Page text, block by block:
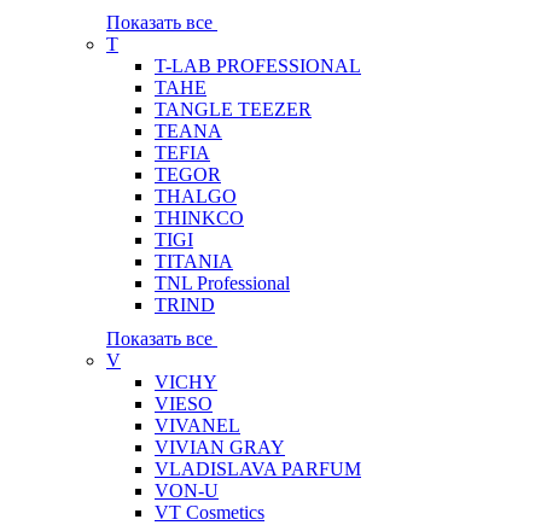
Показать все
T
T-LAB PROFESSIONAL
TAHE
TANGLE TEEZER
TEANA
TEFIA
TEGOR
THALGO
THINKCO
TIGI
TITANIA
TNL Professional
TRIND
Показать все
V
VICHY
VIESO
VIVANEL
VIVIAN GRAY
VLADISLAVA PARFUM
VON-U
VT Cosmetics